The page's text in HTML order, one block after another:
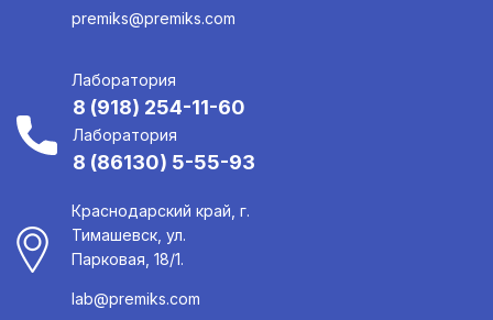
premiks@premiks.com
Лаборатория
8 (918) 254-11-60
Лаборатория
8 (86130) 5-55-93
Краснодарский край, г.
Тимашевск, ул.
Парковая, 18/1.
lab@premiks.com